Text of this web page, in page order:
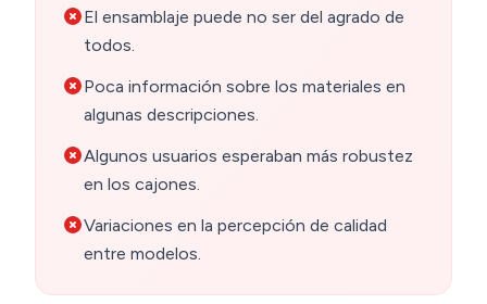
El ensamblaje puede no ser del agrado de
todos.
Poca información sobre los materiales en
algunas descripciones.
Algunos usuarios esperaban más robustez
en los cajones.
Variaciones en la percepción de calidad
entre modelos.